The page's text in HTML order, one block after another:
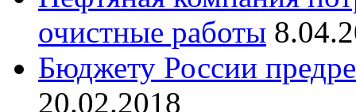
очистные работы
Бюджету России
20.02.2018